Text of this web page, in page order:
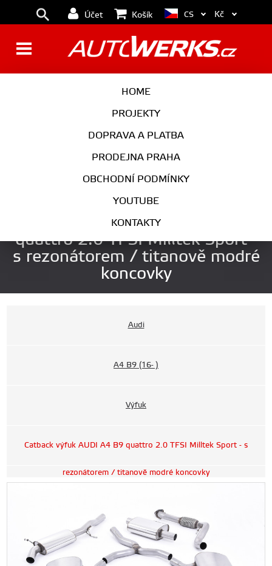
Účet Košík
HOME
PROJEKTY
DOPRAVA A PLATBA
PRODEJNA PRAHA
OBCHODNÍ PODMÍNKY
YOUTUBE
KONTAKTY
CS Kč
PODVOZEK
VÝFUK
INTERIÉR
AUTOKOSMETIKA
Catback výfuk AUDI A4 B9
quattro 2.0 TFSI Milltek Sport -
s rezonátorem / titanově modré
koncovky
Audi
A4 B9 (16- )
Výfuk
Catback výfuk AUDI A4 B9 quattro 2.0 TFSI Milltek Sport - s
rezonátorem / titanově modré koncovky